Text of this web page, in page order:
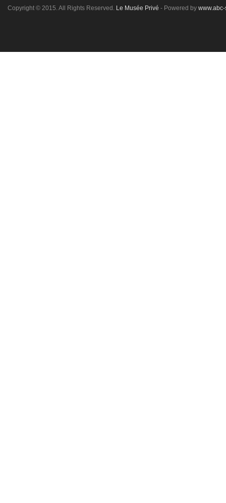
Copyright © 2015. All Rights Reserved. Le Musée Privé - Powered by